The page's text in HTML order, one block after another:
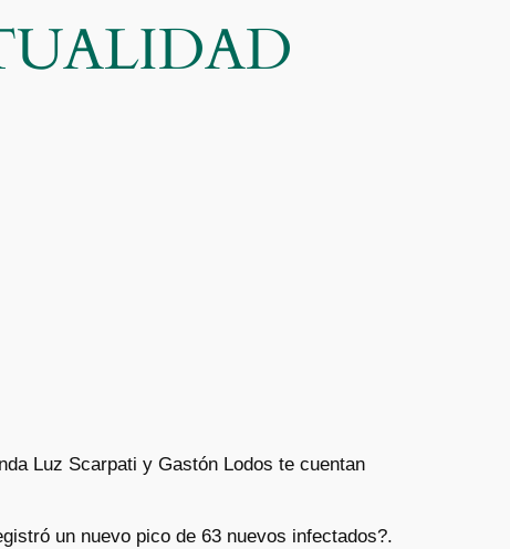
Luz Scarpati y Gastón Lodos te cuentan
un nuevo pico de 63 nuevos infectados?.